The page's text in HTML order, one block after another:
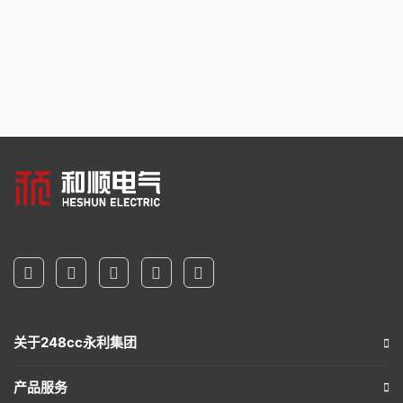
关于248cc永利集团
产品服务